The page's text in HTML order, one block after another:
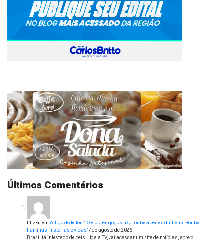
Últimos Comentários
Elizeu em Artigo do leitor: ” O vício em jogos não rouba apenas dinheiro. Rouba
Famílias, histórias e vidas”7 de agosto de 2026
Brasil tá infestado de bets , liga a TV, vai acessar um site de notícias, abre o